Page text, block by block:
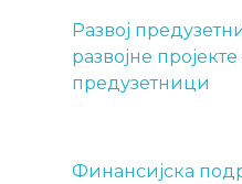
Развој
развојне
предузетници
Финансијска